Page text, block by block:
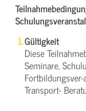
Gültigkeit
Diese
Seminare,
Transport-